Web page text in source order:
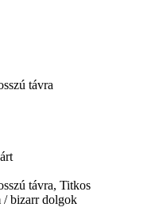
távra
távra, Titkos
/ bizarr dolgok